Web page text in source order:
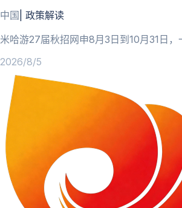
中国 政策解读
米哈游27届秋招网申8月3日到10月31日
2026/8/5